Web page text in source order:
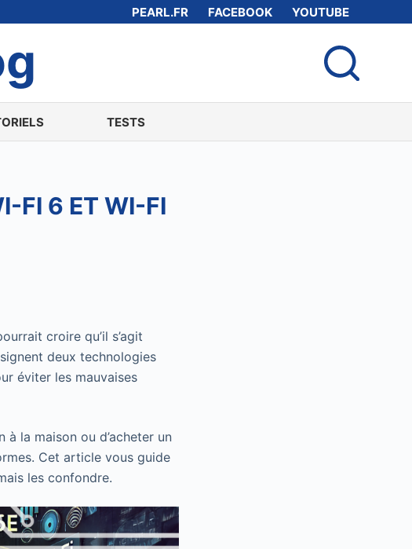
PEARL.FR FACEBOOK YOUTUBE
TESTS
FI 6 ET WI-FI
croire qu’il s’agit
deux technologies
éviter les mauvaises
la maison ou d’acheter un
Cet article vous guide
les confondre.